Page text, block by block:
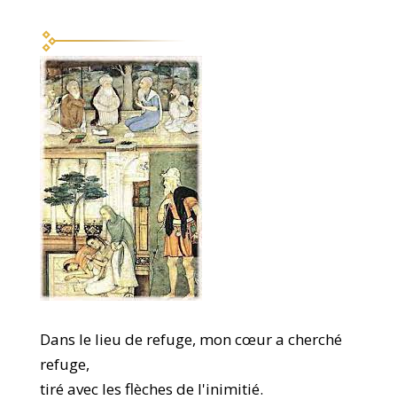
Dans le lieu de refuge, mon cœur a cherché
refuge,
tiré avec les flèches de l'inimitié.